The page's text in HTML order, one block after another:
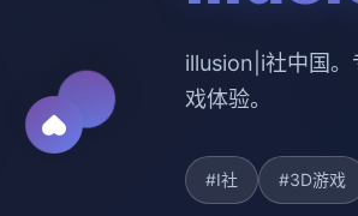
illusion|i社中国
戏体验。
#I社 #3D游戏